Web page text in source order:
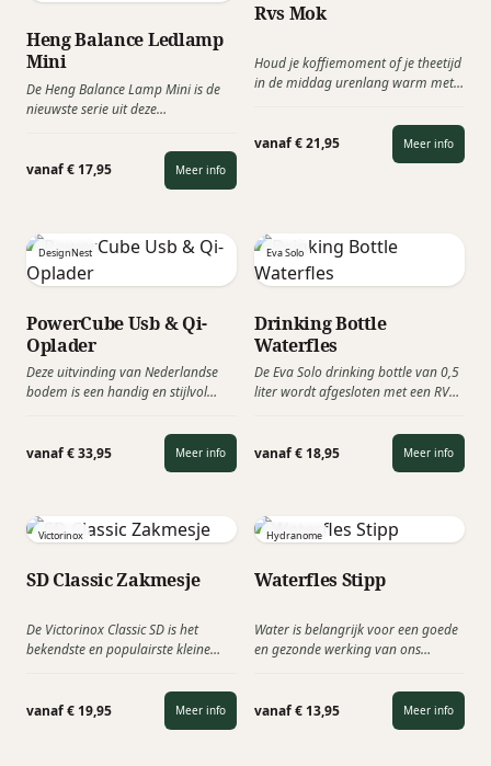
Heng Balance Ledlamp
Mini
De Heng Balance Lamp Mini is de
nieuwste serie uit deze
Waar de meeste lampen een
standaardschakelaar hebben,
wordt de Heng Balance Lamp mini
optilt, wordt deze aangetrokken
door de hangende houten bal en
blijft deze in de lucht hangen,
ingeschakeld.
vanaf € 17,95 Meer info
Rvs Mok
Houd je koffiemoment of je theetijd
in de middag urenlang warm met
voorkeur geeft aan koffie, warme
chocomelk of thee, deze stijlvolle
mok zorgt ervoor dat je favoriete
vanaf € 21,95 Meer info
DesignNest
PowerCube Usb & Qi-
Oplader
Deze uitvinding van Nederlandse
bodem is een handig en stijlvol
kabel van 1,5 meter. Met de
PowerCube Wireless Charger kunt u
uw telefoon eenvoudig opladen
multifunctionele Powercube kan
opladen, maar heeft ook de optie
om 2 USB-poorten (A + C)
vanaf € 33,95 Meer info
Eva Solo
Drinking Bottle
Waterfles
De Eva Solo drinking bottle van 0,5
liter wordt afgesloten met een RVS
nemen en worden geleverd met een
gekleurd koord. Ideaal
relatiegeschenk voor evenementen
vanaf € 18,95 Meer info
Victorinox
SD Classic Zakmesje
De Victorinox Classic SD is het
bekendste en populairste kleine
jaren een compacte klassieker met
toch nog 7 tools. Dit is de versie met
een rode beschaling, maar is in 10-
vanaf € 19,95 Meer info
Hydranome
Waterfles Stipp
Water is belangrijk voor een goede
en gezonde werking van ons
lichaamstemperatuur, is van groot
belang bij de spijsvertering, houdt
uw huid mooi en soepel en zorgt
vanaf € 13,95 Meer info